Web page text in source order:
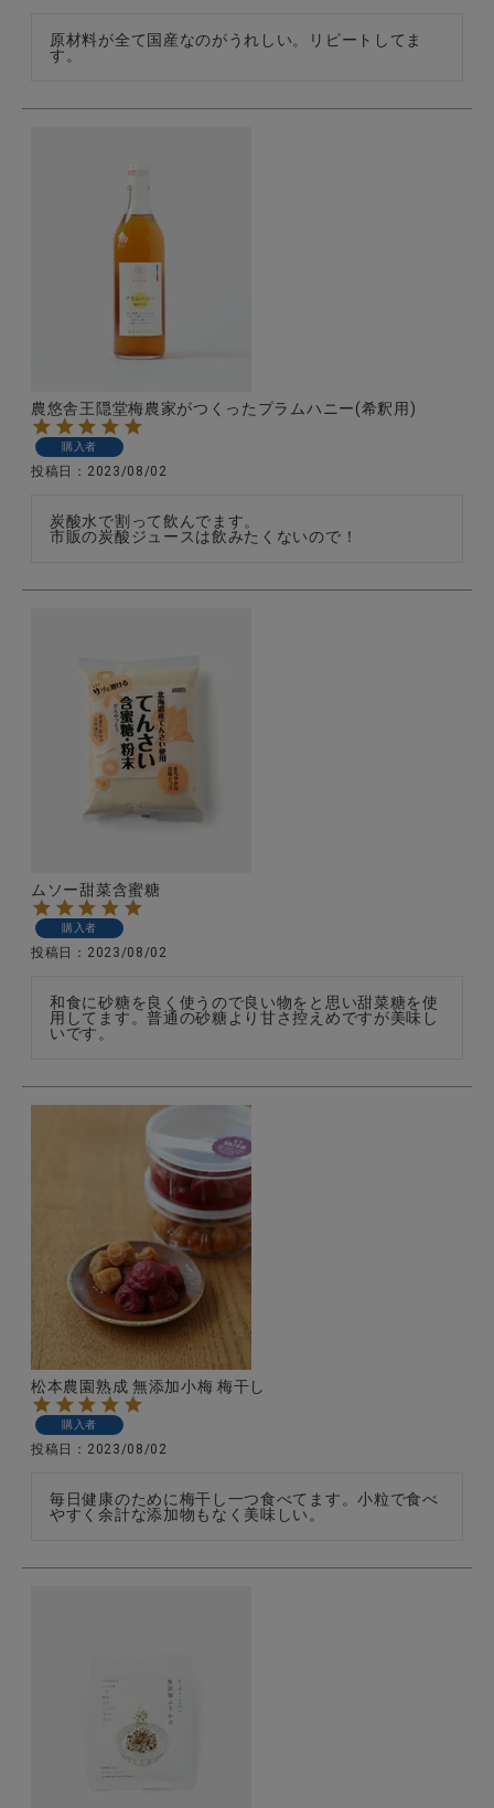
お問い合わせ
原材料が全て国産なのがうれしい。リピートしてま
す。
農悠舎王隠堂梅農家がつくったプラムハニー(希釈用)
購入者
投稿日 2023/08/02
炭酸水で割って飲んでます。
市販の炭酸ジュースは飲みたくないので！
ムソー甜菜含蜜糖
購入者
投稿日 2023/08/02
和食に砂糖を良く使うので良い物をと思い甜菜糖を使
用してます。普通の砂糖より甘さ控えめですが美味し
いです。
松本農園熟成 無添加小梅 梅干し
購入者
投稿日 2023/08/02
毎日健康のために梅干し一つ食べてます。小粒で食べ
やすく余計な添加物もなく美味しい。